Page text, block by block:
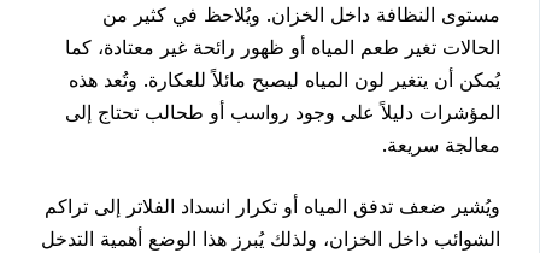
مستوى النظافة داخل الخزان. ويُلاحظ في كثير من
الحالات تغير طعم المياه أو ظهور رائحة غير معتادة، كما
يُمكن أن يتغير لون المياه ليصبح مائلاً للعكارة. وتُعد هذه
المؤشرات دليلاً على وجود رواسب أو طحالب تحتاج إلى
معالجة سريعة.
ويُشير ضعف تدفق المياه أو تكرار انسداد الفلاتر إلى تراكم
الشوائب داخل الخزان، ولذلك يُبرز هذا الوضع أهمية التدخل